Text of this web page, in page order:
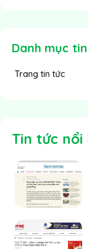
Danh mục
Trang tin tức
Tin tức nổi